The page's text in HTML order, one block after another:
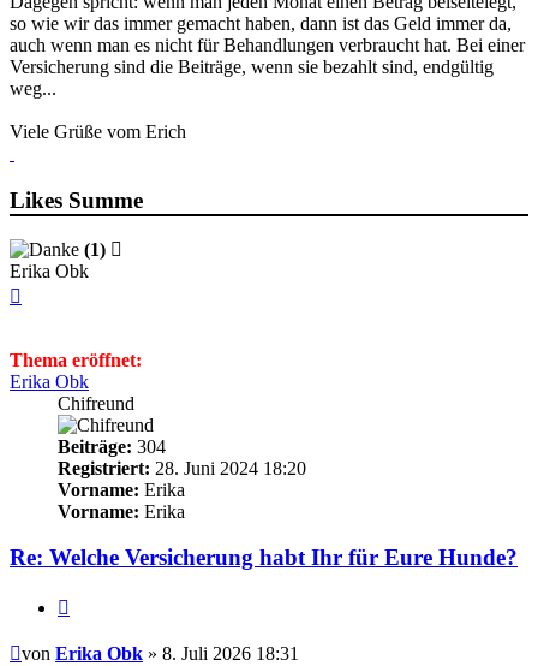
so wie wir das immer gemacht haben, dann ist das Geld immer da,
auch wenn man es nicht für Behandlungen verbraucht hat. Bei einer
Versicherung sind die Beiträge, wenn sie bezahlt sind, endgültig
weg...
Viele Grüße vom Erich
Likes Summe
(1)
Erika Obk
Thema eröffnet:
Erika Obk
Chifreund
Beiträge: 304
Registriert: 28. Juni 2024 18:20
Vorname: Erika
Vorname: Erika
Re: Welche Versicherung habt Ihr für Eure Hunde?
Beitrag
von Erika Obk » 8. Juli 2026 18:31